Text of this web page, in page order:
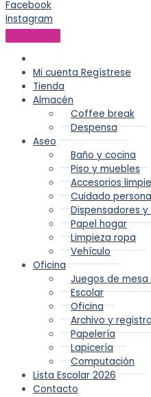
Facebook
Instagram
Mi cuenta Regístrese
Tienda
Almacén
Coffee break
Despensa
Aseo
Baño y cocina
Piso y muebles
Accesorios
Cuidado
Dispensadores
Papel hogar
Limpieza ropa
Vehículo
Oficina
Juegos de
Escolar
Oficina
Archivo y registro
Papelería
Lapicería
Computación
Lista Escolar 2026
Contacto